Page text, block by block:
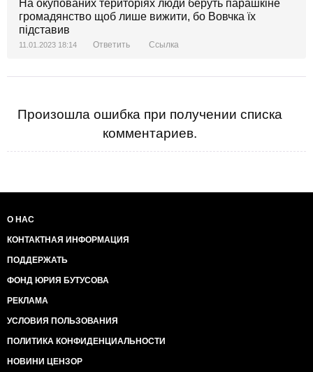
На окупованих територіях люди беруть парашкіне
громадянство щоб лише вижити, бо Вовчка їх
підставив
11.01.2023 18:14 Ответить Ссылка
Произошла ошибка при получении списка
комментариев.
О НАС
КОНТАКТНАЯ ИНФОРМАЦИЯ
ПОДДЕРЖАТЬ
ФОНД ЮРИЯ БУТУСОВА
РЕКЛАМА
УСЛОВИЯ ПОЛЬЗОВАНИЯ
ПОЛИТИКА КОНФИДЕНЦИАЛЬНОСТИ
НОВИНИ ЦЕНЗОР